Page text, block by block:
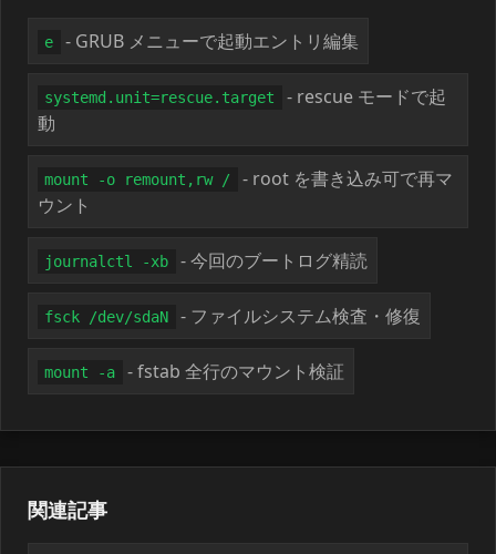
e - GRUB メニューで起動エントリ編集
systemd.unit=rescue.target
- rescue モードで起
動
mount -o remount,rw /
- root を書き込み可で再マ
ウント
journalctl -xb - 今回のブートログ精読
fsck /dev/sdaN - ファイルシステム検査・修復
mount -a - fstab 全行のマウント検証
関連記事